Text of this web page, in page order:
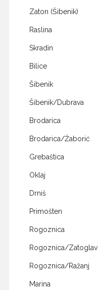
Zaton (Šibenik)
Raslina
Skradin
Bilice
Šibenik
Šibenik/Dubrava
Brodarica
Brodarica/Žaborić
Grebaštica
Oklaj
Drniš
Primošten
Rogoznica
Rogoznica/Zatoglav
Rogoznica/Ražanj
Marina